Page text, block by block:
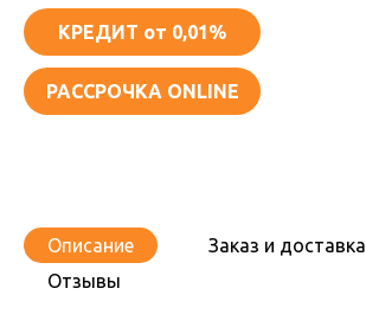
КРЕДИТ от 0,01%
РАССРОЧКА ONLINE
Описание
Заказ и доставка
Отзывы